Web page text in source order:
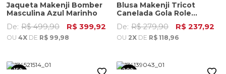
Jaqueta Makenji Bomber
Masculina Azul Marinho
De: R$ 499,90 R$ 399,92
OU 4X DE R$ 99,98
Blusa Makenji Tricot
Canelada Gola Role
Feminino Rosa
De: R$ 279,90 R$ 237,92
OU 2X DE R$ 118,96
15%
20%